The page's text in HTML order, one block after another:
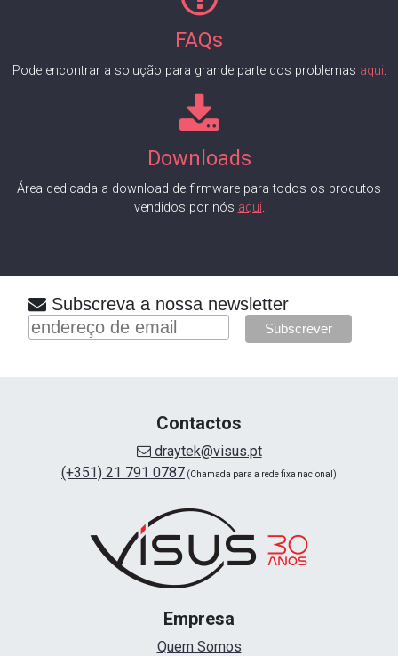
FAQs
Pode encontrar a solução para grande parte dos problemas aqui.
Downloads
Área dedicada a download de firmware para todos os produtos
vendidos por nós aqui.
Subscreva a nossa newsletter
Contactos
draytek@visus.pt
(+351) 21 791 0787 (Chamada para a rede fixa nacional)
Empresa
Quem Somos